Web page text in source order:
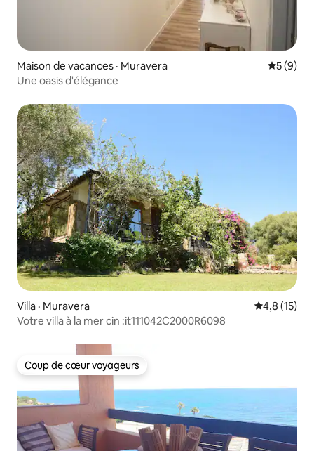
Maison de vacances · Muravera Note
5 (9)
Une oasis d'élégance
Villa · Muravera Note
4,8 (15)
Votre villa à la mer cin :it111042C2000R6098
Coup de cœur voyageurs
Coup de cœur voyageurs